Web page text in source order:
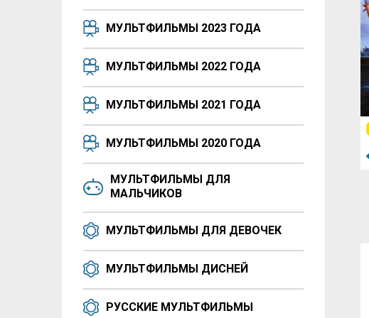
МУЛЬТФИЛЬМЫ 2023 ГОДА
МУЛЬТФИЛЬМЫ 2022 ГОДА
МУЛЬТФИЛЬМЫ 2021 ГОДА
МУЛЬТФИЛЬМЫ 2020 ГОДА
МУЛЬТФИЛЬМЫ ДЛЯ
МАЛЬЧИКОВ
МУЛЬТФИЛЬМЫ ДЛЯ ДЕВОЧЕК
МУЛЬТФИЛЬМЫ ДИСНЕЙ
РУССКИЕ МУЛЬТФИЛЬМЫ